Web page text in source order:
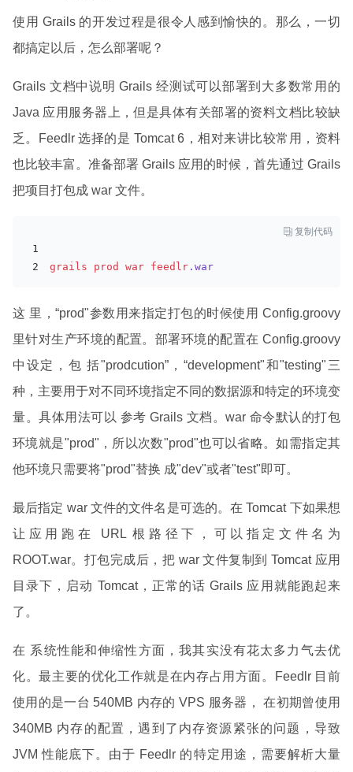
使用 Grails 的开发过程是很令人感到愉快的。那么，一切
都搞定以后，怎么部署呢？
Grails 文档中说明 Grails 经测试可以部署到大多数常用的
Java 应用服务器上，但是具体有关部署的资料文档比较缺
乏。Feedlr 选择的是 Tomcat 6，相对来讲比较常用，资料
也比较丰富。准备部署 Grails 应用的时候，首先通过 Grails
把项目打包成 war 文件。
 复制代码
grails prod war feedlr .war
这 里，“prod"参数用来指定打包的时候使用 Config.groovy
里针对生产环境的配置。部署环境的配置在 Config.groovy
中设定，包 括"prodcution”，“development"和"testing"三
种，主要用于对不同环境指定不同的数据源和特定的环境变
量。具体用法可以 参考 Grails 文档。war 命令默认的打包
环境就是"prod"，所以次数"prod"也可以省略。如需指定其
他环境只需要将"prod"替换 成"dev"或者"test"即可。
最后指定 war 文件的文件名是可选的。在 Tomcat 下如果想
让应用跑在 URL 根路径下，可以指定文件名为
ROOT.war。打包完成后，把 war 文件复制到 Tomcat 应用
目录下，启动 Tomcat，正常的话 Grails 应用就能跑起来
了。
在 系统性能和伸缩性方面，我其实没有花太多力气去优
化。最主要的优化工作就是在内存占用方面。Feedlr 目前
使用的是一台 540MB 内存的 VPS 服务器， 在初期曾使用
340MB 内存的配置，遇到了内存资源紧张的问题，导致
JVM 性能底下。由于 Feedlr 的特定用途，需要解析大量